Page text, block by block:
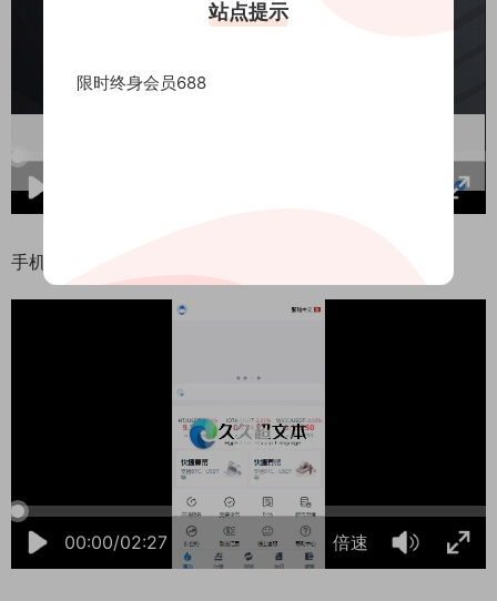
手机端演示视频：
00:00/02:27 倍速
50% 75% 100% 11:18:53
站点提示
限时终身会员688